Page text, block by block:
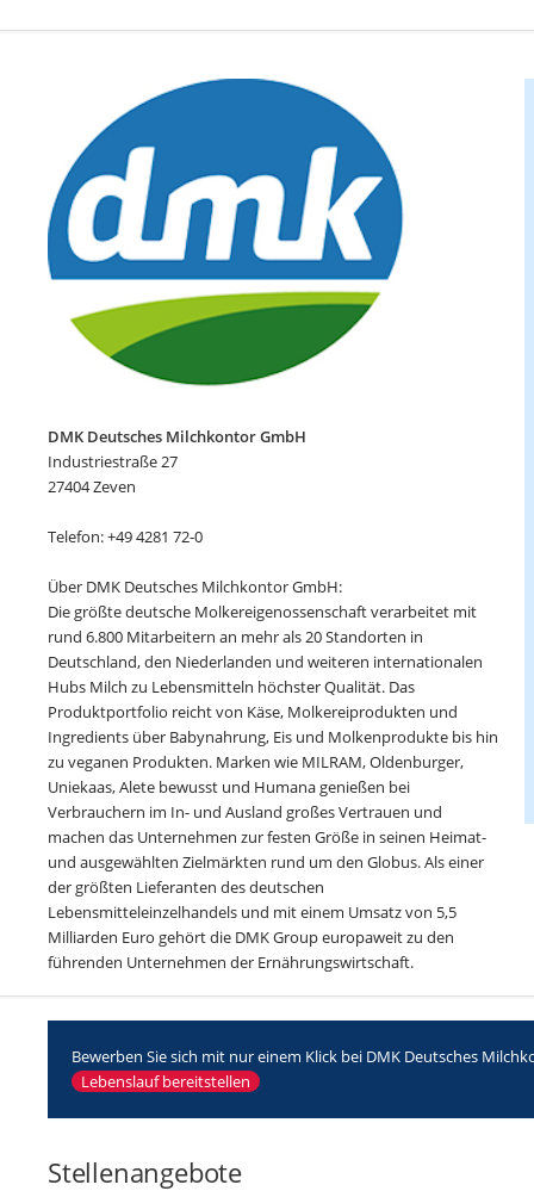
DMK Deutsches Milchkontor GmbH
Industriestraße 27
27404 Zeven
Telefon: +49 4281 72-0
Über DMK Deutsches Milchkontor GmbH:
Die größte deutsche Molkereigenossenschaft verarbeitet mit
rund 6.800 Mitarbeitern an mehr als 20 Standorten in
Deutschland, den Niederlanden und weiteren internationalen
Hubs Milch zu Lebensmitteln höchster Qualität. Das
Produktportfolio reicht von Käse, Molkereiprodukten und
Ingredients über Babynahrung, Eis und Molkenprodukte bis hin
zu veganen Produkten. Marken wie MILRAM, Oldenburger,
Uniekaas, Alete bewusst und Humana genießen bei
Verbrauchern im In- und Ausland großes Vertrauen und
machen das Unternehmen zur festen Größe in seinen Heimat-
und ausgewählten Zielmärkten rund um den Globus. Als einer
der größten Lieferanten des deutschen
Lebensmitteleinzelhandels und mit einem Umsatz von 5,5
Milliarden Euro gehört die DMK Group europaweit zu den
führenden Unternehmen der Ernährungswirtschaft.
Bewerben Sie sich mit nur einem Klick bei DMK Deutsches
Lebenslauf bereitstellen
Stellenangebote